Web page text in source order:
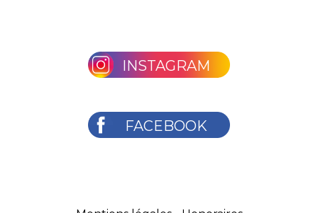
INSTAGRAM
FACEBOOK